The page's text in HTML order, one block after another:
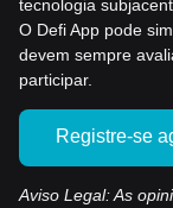
tecnologia
O Defi App pode
devem sempre
participar.
Registre-se
Aviso Legal: As